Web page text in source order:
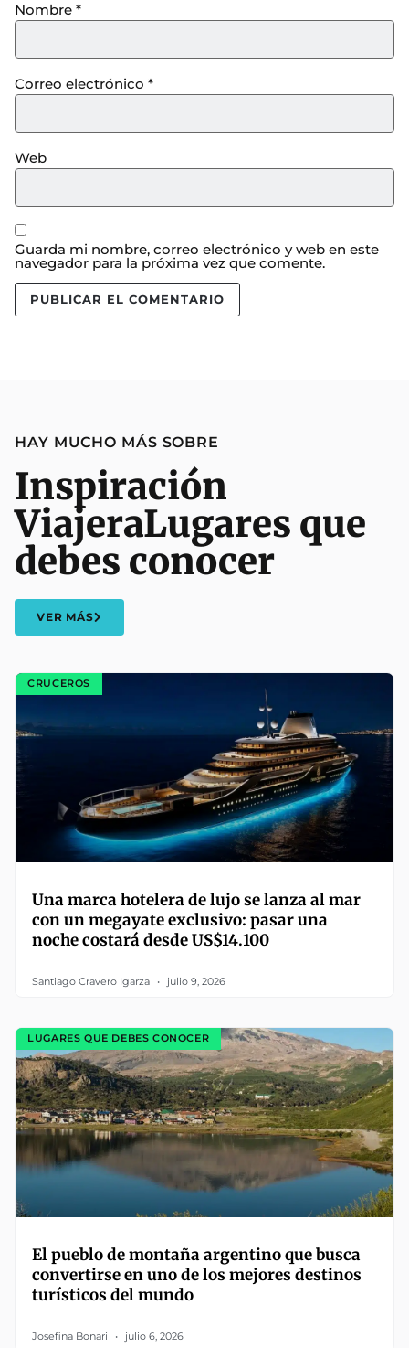
Nombre *
Correo electrónico *
Web
Guarda mi nombre, correo electrónico y web en este
navegador para la próxima vez que comente.
HAY MUCHO MÁS SOBRE
Inspiración
ViajeraLugares que
debes conocer
VER MÁS
CRUCEROS
Una marca hotelera de lujo se lanza al mar
con un megayate exclusivo: pasar una
noche costará desde US$14.100
Santiago Cravero Igarza julio 9, 2026
LUGARES QUE DEBES CONOCER
El pueblo de montaña argentino que busca
convertirse en uno de los mejores destinos
turísticos del mundo
Josefina Bonari julio 6, 2026